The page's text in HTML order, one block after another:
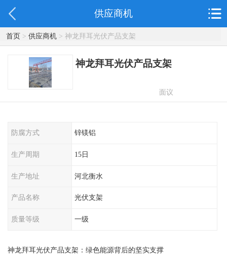
供应商机
首页> 供应商机> 神龙拜耳光伏产品支架
神龙拜耳光伏产品支架
面议
防腐方式 锌镁铝
生产周期 15日
生产地址 河北衡水
产品名称 光伏支架
质量等级 一级
神龙拜耳光伏产品支架：绿色能源背后的坚实支撑